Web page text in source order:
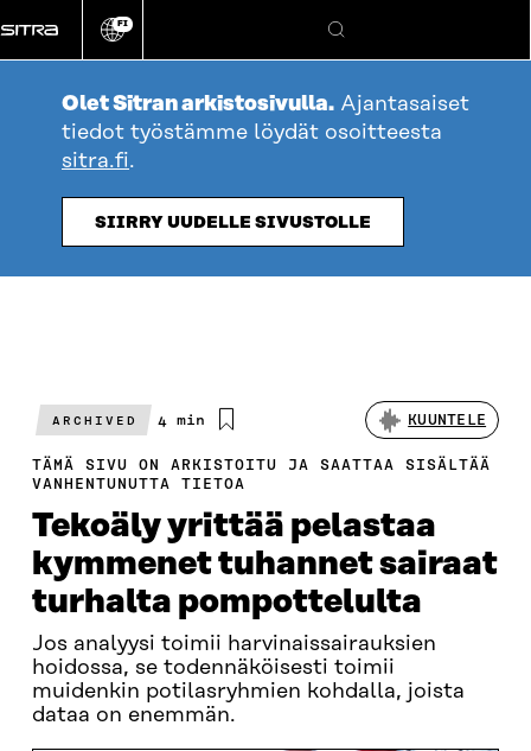
suoraan
sisältöön
Vaihda
kieli
FI
Hae
Olet Sitran arkistosivulla. Ajantasaiset
tiedot työstämme löydät osoitteesta
sitra.fi.
SIIRRY UUDELLE SIVUSTOLLE
ARCHIVED
Arvioitu
4 min KUUNTELE
TÄMÄ SIVU ON ARKISTOITU JA SAATTAA SISÄLTÄÄ
VANHENTUNUTTA TIETOA
Tekoäly yrittää pelastaa
kymmenet tuhannet sairaat
turhalta pompottelulta
Jos analyysi toimii harvinaissairauksien
hoidossa, se todennäköisesti toimii
muidenkin potilasryhmien kohdalla, joista
dataa on enemmän.